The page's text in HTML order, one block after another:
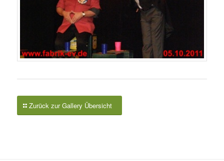
Zurück zur Gallery Übersicht